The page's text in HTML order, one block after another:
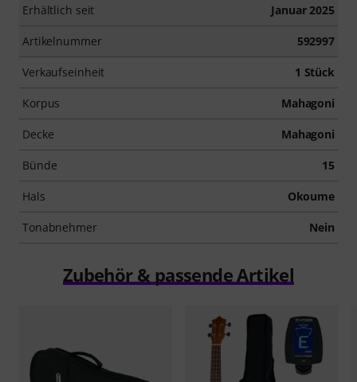
Erhältlich seit Januar 2025
Artikelnummer 592997
Verkaufseinheit 1 Stück
Korpus Mahagoni
Decke Mahagoni
Bünde 15
Hals Okoume
Tonabnehmer Nein
Zubehör & passende Artikel